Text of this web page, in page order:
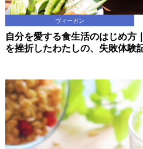
ヴィーガン
自分を愛する食生活のはじめ方
を挫折したわたしの、失敗体験